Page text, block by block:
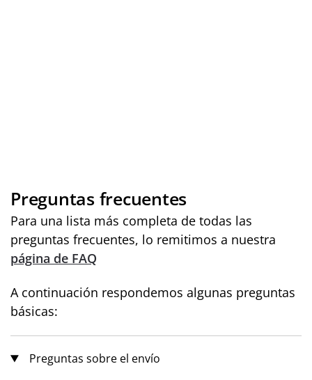
Preguntas frecuentes
Para una lista más completa de todas las
preguntas frecuentes, lo remitimos a nuestra
página de FAQ
A continuación respondemos algunas preguntas
básicas:
Preguntas sobre el envío